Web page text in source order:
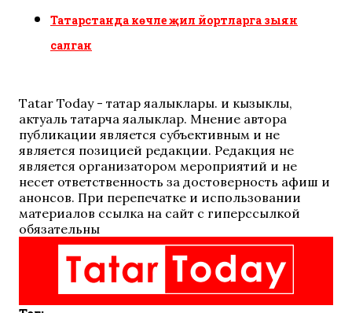
Татарстанда көчле җил йортларга зыян
салган
Tatar Today - татар яңалыклары. иң кызыклы,
актуаль татарча яңалыклар. Мнение автора
публикации является субъективным и не
является позицией редакции. Редакция не
является организатором мероприятий и не
несет ответственность за достоверность афиш и
анонсов. При перепечатке и использовании
материалов ссылка на сайт с гиперссылкой
обязательны